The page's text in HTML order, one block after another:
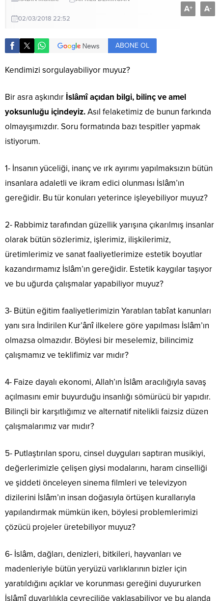
02/03/2018 22:52
A+ A-
ABONE OL
Kendimizi sorgulayabiliyor muyuz?
Bir asra aşkındır İslâmî açıdan bilgi, bilinç ve amel
yoksunluğu içindeyiz.Asıl felaketimiz de bunun farkında
olmayışımızdır. Soru formatında bazı tespitler yapmak
istiyorum.
1- İnsanın yüceliği, inanç ve ırk ayırımı yapılmaksızın bütün
insanlara adaletli ve ikram edici olunması İslâm’ın
gereğidir. Bu tür konuları yeterince işleyebiliyor muyuz?
2- Rabbimiz tarafından güzellik yarışına çıkarılmış insanlar
olarak bütün sözlerimiz, işlerimiz, ilişkilerimiz,
üretimlerimiz ve sanat faaliyetlerimize estetik boyutlar
kazandırmamız İslâm’ın gereğidir. Estetik kaygılar taşıyor
ve bu uğurda çalışmalar yapabiliyor muyuz?
3- Bütün eğitim faaliyetlerimizin Yaratılan tabîat kanunları
yanı sıra İndirilen Kur’ânî ilkelere göre yapılması İslâm’ın
olmazsa olmazıdır. Böylesi bir meselemiz, bilincimiz
çalışmamız ve teklifimiz var mıdır?
4- Faize dayalı ekonomi, Allah’ın İslâm aracılığıyla savaş
açılmasını emir buyurduğu insanlığı sömürücü bir yapıdır.
Bilinçli bir karşıtlığımız ve alternatif nitelikli faizsiz düzen
çalışmalarımız var mıdır?
5- Putlaştırılan sporu, cinsel duyguları saptıran musikiyi,
değerlerimizle çelişen giysi modalarını, haram cinselliği
ve şiddeti önceleyen sinema filmleri ve televizyon
dizilerini İslâm’ın insan doğasıyla örtüşen kurallarıyla
yapılandırmak mümkün iken, böylesi problemlerimizi
çözücü projeler üretebiliyor muyuz?
6- İslâm, dağları, denizleri, bitkileri, hayvanları ve
madenleriyle bütün yeryüzü varlıklarının bizler için
yaratıldığını açıklar ve korunması gereğini duyururken
İslâmî duyarlılıkla çevreciliğe yaklaşabiliyor ve bu alanda